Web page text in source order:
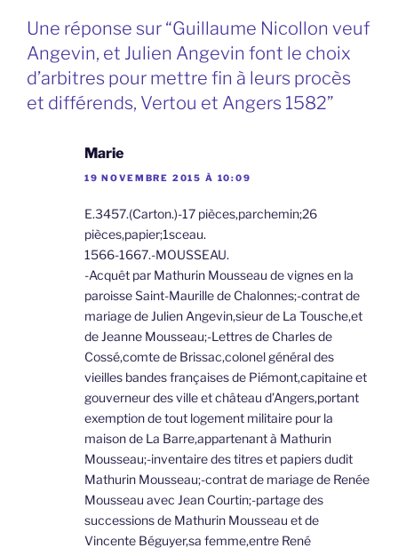
Une réponse sur “Guillaume Nicollon veuf
Angevin, et Julien Angevin font le choix
d’arbitres pour mettre fin à leurs procès
et différends, Vertou et Angers 1582”
Marie
19 NOVEMBRE 2015 À 10:09
E.3457.(Carton.)-17 pièces,parchemin;26
pièces,papier;1sceau.
1566-1667.-MOUSSEAU.
-Acquêt par Mathurin Mousseau de vignes en la
paroisse Saint-Maurille de Chalonnes;-contrat de
mariage de Julien Angevin,sieur de La Tousche,et
de Jeanne Mousseau;-Lettres de Charles de
Cossé,comte de Brissac,colonel général des
vieilles bandes françaises de Piémont,capitaine et
gouverneur des ville et château d’Angers,portant
exemption de tout logement militaire pour la
maison de La Barre,appartenant à Mathurin
Mousseau;-inventaire des titres et papiers dudit
Mathurin Mousseau;-contrat de mariage de Renée
Mousseau avec Jean Courtin;-partage des
successions de Mathurin Mousseau et de
Vincente Béguyer,sa femme,entre René